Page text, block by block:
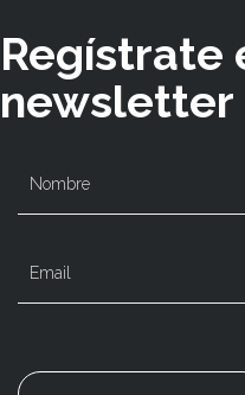
Regístrate
newsletter